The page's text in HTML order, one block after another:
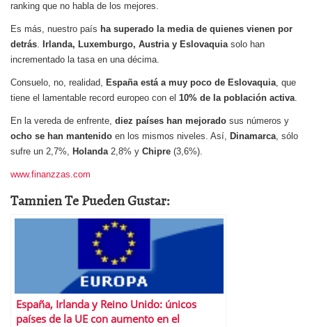
ranking que no habla de los mejores.
Es más, nuestro país ha superado la media de quienes vienen por
detrás. Irlanda, Luxemburgo, Austria y Eslovaquiasolo han
incrementado la tasa en una décima.
Consuelo, no, realidad, España está a muy poco de Eslovaquia, que
tiene el lamentable record europeo con el 10% de la población activa.
En la vereda de enfrente, diez países han mejorado sus números y
ocho se han mantenido en los mismos niveles. Así, Dinamarca, sólo
sufre un 2,7%, Holanda 2,8% y Chipre (3,6%).
www.finanzzas.com
Tamnien Te Pueden Gustar:
España, Irlanda y Reino Unido: únicos
países de la UE con aumento en el